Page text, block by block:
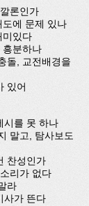
론인가
에 문제 있나
미있다
흥분하나
돌, 교전배경을
있어
시를 못 하나
말고, 탐사보도
찬성인가
리가 없다
라
사가 뜬다